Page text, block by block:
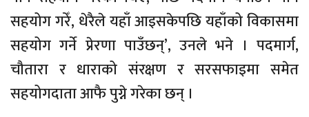
सहयोग गरेँ, धेरैले यहाँ आइसकेपछि यहाँको विकासमा
सहयोग गर्ने प्रेरणा पाउँछन्’, उनले भने । पदमार्ग,
चौतारा र धाराको संरक्षण र सरसफाइमा समेत
सहयोगदाता आफै पुग्ने गरेका छन् ।